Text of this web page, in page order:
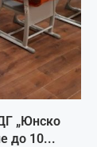
„Юнско
до 10...